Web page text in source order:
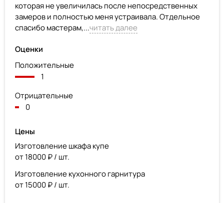
которая не увеличилась после непосредственных
замеров и полностью меня устраивала. Отдельное
спасибо мастерам,...читать далее
Оценки
Положительные
1
Отрицательные
0
Цены
Изготовление шкафа купе
от 18000 ₽ / шт.
Изготовление кухонного гарнитура
от 15000 ₽ / шт.